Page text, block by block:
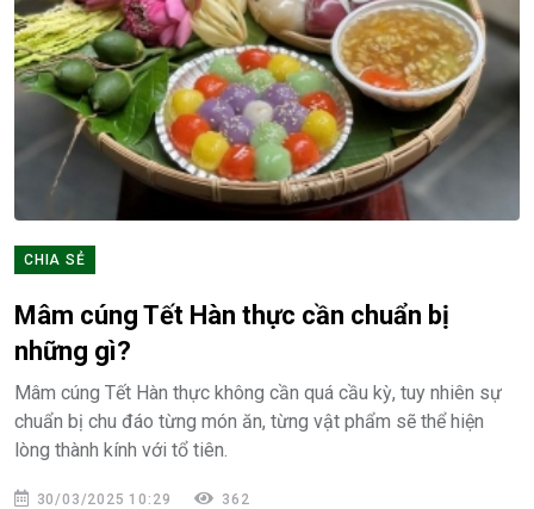
CHIA SẺ
Mâm cúng Tết Hàn thực cần chuẩn bị
những gì?
Mâm cúng Tết Hàn thực không cần quá cầu kỳ, tuy nhiên sự
chuẩn bị chu đáo từng món ăn, từng vật phẩm sẽ thể hiện
lòng thành kính với tổ tiên.
30/03/2025 10:29 362